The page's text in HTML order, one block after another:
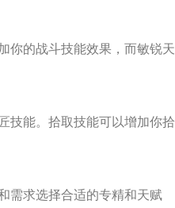
你的战斗技能效果，而敏锐天
技能。拾取技能可以增加你拾
需求选择合适的专精和天赋